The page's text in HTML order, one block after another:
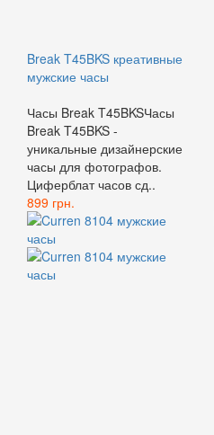
Break T45BKS креативные
мужские часы
Часы Break T45BKSЧасы
Break T45BKS -
уникальные дизайнерские
часы для фотографов.
Циферблат часов сд..
899 грн.